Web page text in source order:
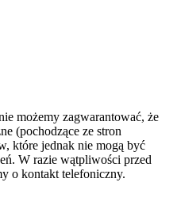
możemy zagwarantować, że
(pochodzące ze stron
które jednak nie mogą być
W razie wątpliwości przed
o kontakt telefoniczny.